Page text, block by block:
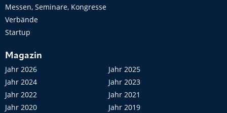
Messen, Seminare, Kongresse
Verbände
Startup
Magazin
Jahr 2026
Jahr 2025
Jahr 2024
Jahr 2023
Jahr 2022
Jahr 2021
Jahr 2020
Jahr 2019